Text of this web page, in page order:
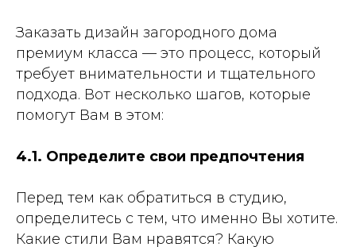
Заказать дизайн загородного дома
премиум класса — это процесс, который
требует внимательности и тщательного
подхода. Вот несколько шагов, которые
помогут Вам в этом:
4.1. Определите свои предпочтения
Перед тем как обратиться в студию,
определитесь с тем, что именно Вы хотите.
Какие стили Вам нравятся? Какую